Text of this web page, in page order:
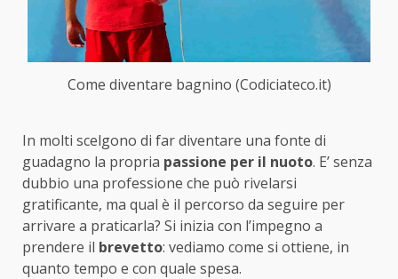
Come diventare bagnino (Codiciateco.it)
In molti scelgono di far diventare una fonte di
guadagno la propria passione per il nuoto. E’ senza
dubbio una professione che può rivelarsi
gratificante, ma qual è il percorso da seguire per
arrivare a praticarla? Si inizia con l’impegno a
prendere il brevetto: vediamo come si ottiene, in
quanto tempo e con quale spesa.